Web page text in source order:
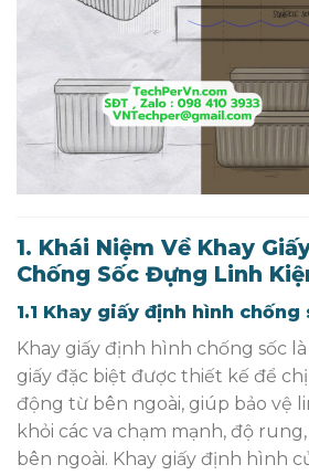
1. Khái Niệm Về Khay
Chống Sốc Đựng Linh
1.1 Khay giấy định hình chống
Khay giấy định hình chống sốc
giấy đặc biệt được thiết kế để
động từ bên ngoài, giúp bảo vệ
khỏi các va chạm mạnh, độ
bên ngoài. Khay giấy định hình